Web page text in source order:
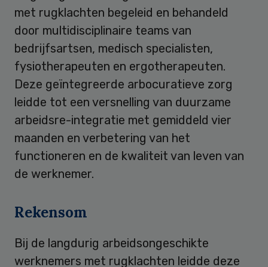
met rugklachten begeleid en behandeld
door multidisciplinaire teams van
bedrijfsartsen, medisch specialisten,
fysiotherapeuten en ergotherapeuten.
Deze geïntegreerde arbocuratieve zorg
leidde tot een versnelling van duurzame
arbeidsre-integratie met gemiddeld vier
maanden en verbetering van het
functioneren en de kwaliteit van leven van
de werknemer.
Rekensom
Bij de langdurig arbeidsongeschikte
werknemers met rugklachten leidde deze